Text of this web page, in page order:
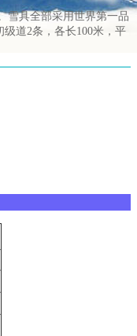
雪具全部采用世界第一品
道2条，各长100米，平